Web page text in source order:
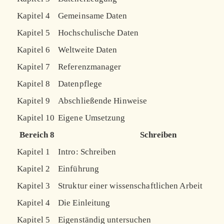
Kapitel 4
Gemeinsame Daten
Kapitel 5
Hochschulische Daten
Kapitel 6
Weltweite Daten
Kapitel 7
Referenzmanager
Kapitel 8
Datenpflege
Kapitel 9
Abschließende Hinweise
Kapitel 10 Eigene Umsetzung
Bereich 8
Schreiben
Kapitel 1
Intro: Schreiben
Kapitel 2
Einführung
Kapitel 3
Struktur einer wissenschaftlichen Arbeit
Kapitel 4
Die Einleitung
Kapitel 5
Eigenständig untersuchen